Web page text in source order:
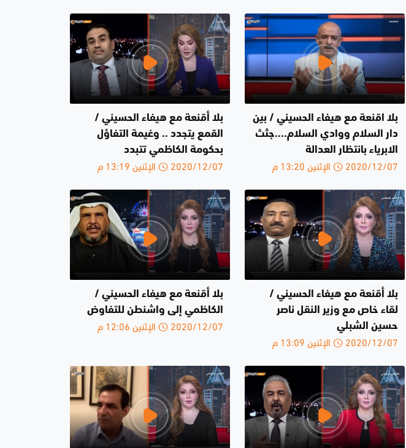
بلا اقنعة مع هيفاء الحسيني / بين
دار السلام ووادي السلام....جثث
الابرياء بانتظار العدالة
2020/12/07 الإثنين 13:20 م
بلا أقنعة مع هيفاء الحسيني /
القمع يتجدد .. وغيمة التفاؤل
بحكومة الكاظمي تتبدد
2020/12/07 الإثنين 13:19 م
بلا أقنعة مع هيفاء الحسيني /
لقاء خاص مع وزير النقل ناصر
حسين الشبلي
2020/12/07 الإثنين 13:09 م
بلا أقنعة مع هيفاء الحسيني /
الكاظمي إلى واشنطن للتفاوض
2020/12/07 الإثنين 12:06 م